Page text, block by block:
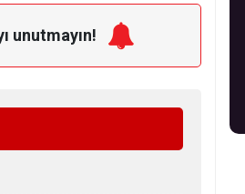
unutmayın!